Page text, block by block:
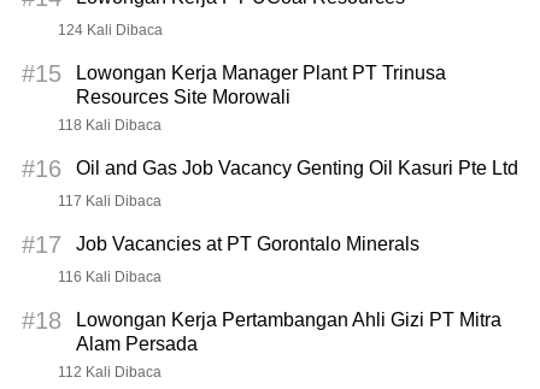
124 Kali Dibaca
#15
Lowongan Kerja Manager Plant PT Trinusa
Resources Site Morowali
118 Kali Dibaca
#16 Oil and Gas Job Vacancy Genting Oil Kasuri Pte Ltd
117 Kali Dibaca
#17 Job Vacancies at PT Gorontalo Minerals
116 Kali Dibaca
#18
Lowongan Kerja Pertambangan Ahli Gizi PT Mitra
Alam Persada
112 Kali Dibaca